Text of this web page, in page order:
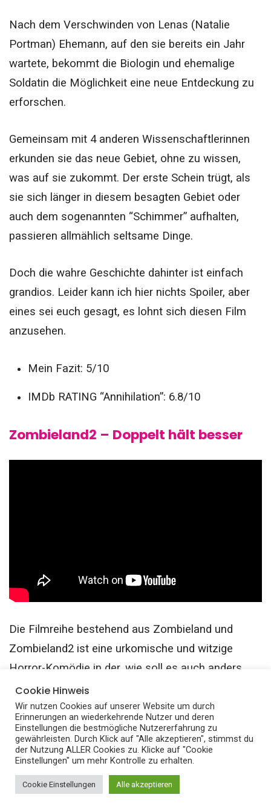
Nach dem Verschwinden von Lenas (Natalie
Portman) Ehemann, auf den sie bereits ein Jahr
wartete, bekommt die Biologin und ehemalige
Soldatin die Möglichkeit eine neue Entdeckung zu
erforschen.
Gemeinsam mit 4 anderen Wissenschaftlerinnen
erkunden sie das neue Gebiet, ohne zu wissen,
was auf sie zukommt. Der erste Schein trügt, als
sie sich länger in diesem besagten Gebiet oder
auch dem sogenannten “Schimmer” aufhalten,
passieren allmählich seltsame Dinge.
Doch die wahre Geschichte dahinter ist einfach
grandios. Leider kann ich hier nichts Spoiler, aber
eines sei euch gesagt, es lohnt sich diesen Film
anzusehen.
Mein Fazit: 5/10
IMDb RATING “Annihilation”: 6.8/10
Zombieland2 – Doppelt hält besser
Die Filmreihe bestehend aus Zombieland und
Zombieland2 ist eine urkomische und witzige
Horror-Komödie in der, wie soll es auch anders
sein, eine Zombieapokalypse ausbricht.
Im zweiten Teil von Zombieland, ziehenColumbus,
Tallahassee, Wichita und Little Rock in das
amerikanische Kernland, wo sie sich
weiterentwickelten Zombies, Mitüberlebenden und
Cookie Hinweis
Wir nutzen Cookies auf unserer Website um durch
Erinnerungen an wiederkehrende Nutzer und deren
Einstellungen die bestmögliche Nutzererfahrung zu
gewährleisten. Durch Klick auf "Alle akzeptieren", stimmst du
der Nutzung ALLER Cookies zu. Klicke auf "Cookie
Einstellungen" um mehr Kontrolle zu erhalten.
Cookie Einstellungen Alle akzeptieren